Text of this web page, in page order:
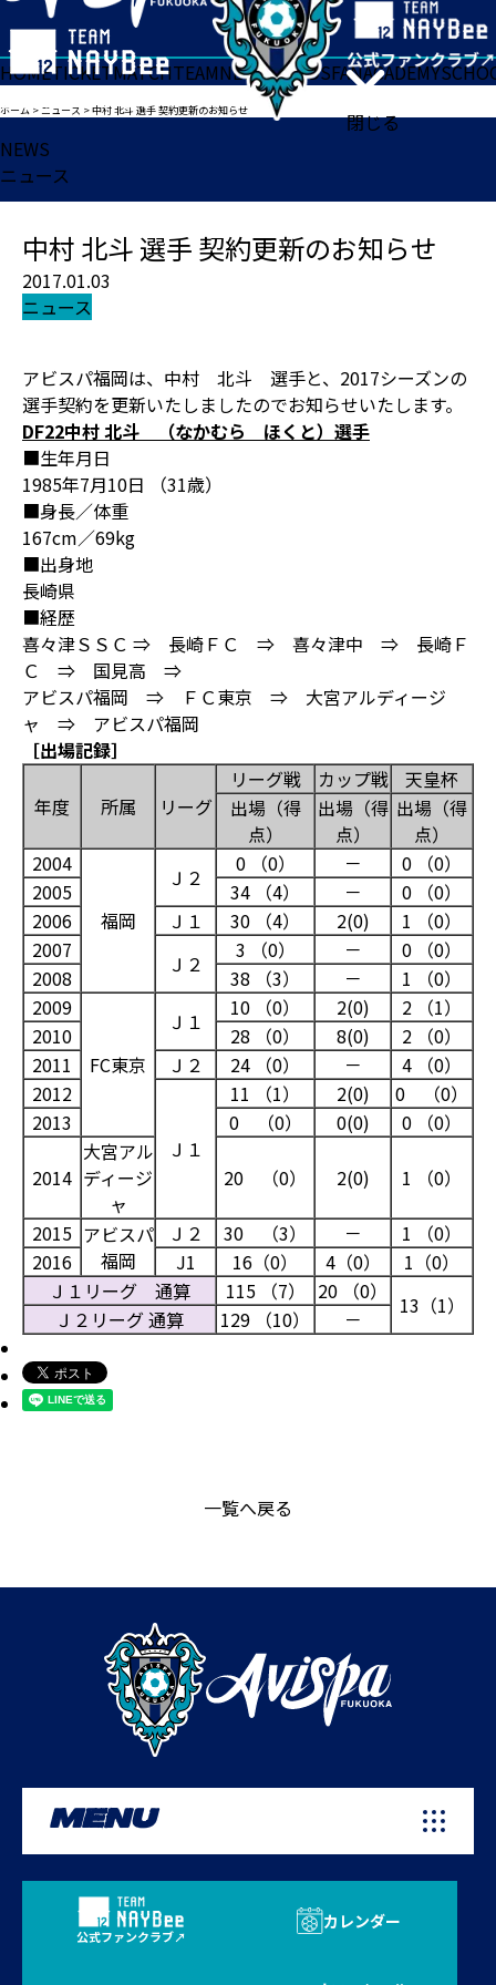
閉じる
HOMETICKETMATCHTEAMNEWSGOODSFANACADEMY
ホーム >ニュース >中村 北斗 選手 契約更新のお知らせ
NEWS
ニュース
中村 北斗 選手 契約更新のお知らせ
2017.01.03
ニュース
アビスパ福岡は、中村 北斗 選手と、2017シーズンの
選手契約を更新いたしましたのでお知らせいたします。
DF22中村 北斗 （なかむら ほくと）選手
■生年月日
1985年7月10日 （31歳）
■身長／体重
167cm／69kg
■出身地
長崎県
■経歴
喜々津ＳＳＣ ⇒ 長崎ＦＣ ⇒ 喜々津中 ⇒ 長崎Ｆ
Ｃ ⇒ 国見高 ⇒
アビスパ福岡 ⇒ ＦＣ東京 ⇒ 大宮アルディージ
ャ ⇒ アビスパ福岡
［出場記録］
年度 所属 リーグ
リーグ戦 カップ戦
天皇杯
出場（得
点）
出場（得
点）
出場（得
点）
2004
福岡
Ｊ２
0 （0） －
0 （0）
2005
34 （4） －
0 （0）
2006
Ｊ１ 30 （4） 2(0)
1 （0）
2007
Ｊ２
3 （0） －
0 （0）
2008
38 （3） －
1 （0）
2009
FC東京
Ｊ１
10 （0） 2(0)
2 （1）
2010
28 （0） 8(0)
2 （0）
2011
Ｊ２ 24 （0） －
4 （0）
2012
Ｊ１
11 （1） 2(0)
0 （0）
2013
0 （0） 0(0) 0 （0）
2014
大宮アル
ディージ
ャ
20 （0） 2(0) 1 （0）
2015 アビスパ
福岡
Ｊ２ 30 （3） －
1 （0）
2016
J1 16（0） 4（0）
1（0）
Ｊ１リーグ 通算
115 （7） 20 （0）
13（1）
Ｊ２リーグ 通算 129 （10） －
一覧へ戻る
MENU
公式ファンクラブ
カレンダー